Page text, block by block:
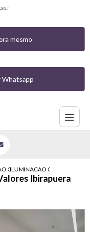
mesmo
Whatsapp
COMERCIAL COM LED
ILUMINACAO COMERCIAL
Ibirapuera